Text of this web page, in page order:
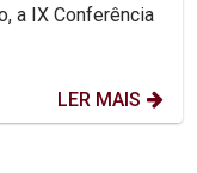
a IX Conferência
LER MAIS